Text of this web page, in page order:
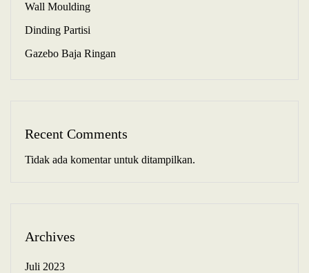
Wall Moulding
Dinding Partisi
Gazebo Baja Ringan
Recent Comments
Tidak ada komentar untuk ditampilkan.
Archives
Juli 2023